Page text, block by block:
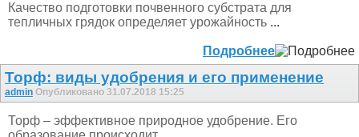
Качество подготовки почвенного субстрата для
тепличных грядок определяет урожайность ...
Подробнее
Торф: виды удобрения и его применение
admin Опубликовано 31.07.2018 15:25
Торф – эффективное природное удобрение. Его